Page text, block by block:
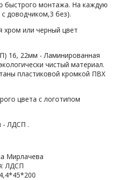
быстрого монтажа. На каждую
доводчиком,3 без).
хром или черный цвет
16, 22мм - Ламинированная
чистый материал.
пластиковой кромкой ПВХ
цвета с логотипом
- ЛДСП .
Мирлачева
ЛДСП